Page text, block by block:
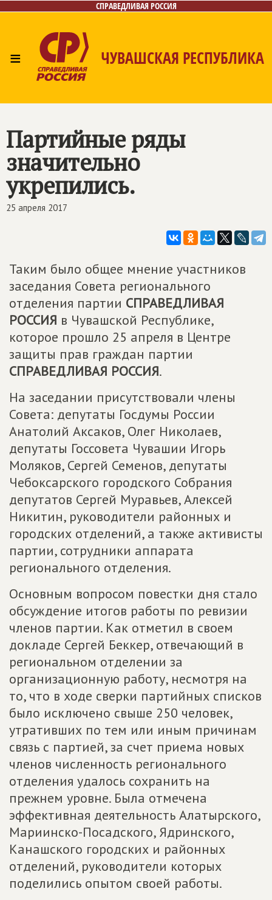
СПРАВЕДЛИВАЯ РОССИЯ
≡ ЧУВАШСКАЯ РЕСПУБЛИКА
Партийные ряды
значительно
укрепились.
25 апреля 2017
Таким было общее мнение участников
заседания Совета регионального
отделения партии СПРАВЕДЛИВАЯ
РОССИЯ в Чувашской Республике,
которое прошло 25 апреля в Центре
защиты прав граждан партии
СПРАВЕДЛИВАЯ РОССИЯ.
На заседании присутствовали члены
Совета: депутаты Госдумы России
Анатолий Аксаков, Олег Николаев,
депутаты Госсовета Чувашии Игорь
Моляков, Сергей Семенов, депутаты
Чебоксарского городского Собрания
депутатов Сергей Муравьев, Алексей
Никитин, руководители районных и
городских отделений, а также активисты
партии, сотрудники аппарата
регионального отделения.
Основным вопросом повестки дня стало
обсуждение итогов работы по ревизии
членов партии. Как отметил в своем
докладе Сергей Беккер, отвечающий в
региональном отделении за
организационную работу, несмотря на
то, что в ходе сверки партийных списков
было исключено свыше 250 человек,
утративших по тем или иным причинам
связь с партией, за счет приема новых
членов численность регионального
отделения удалось сохранить на
прежнем уровне. Была отмечена
эффективная деятельность Алатырского,
Мариинско-Посадского, Ядринского,
Канашского городских и районных
отделений, руководители которых
поделились опытом своей работы.